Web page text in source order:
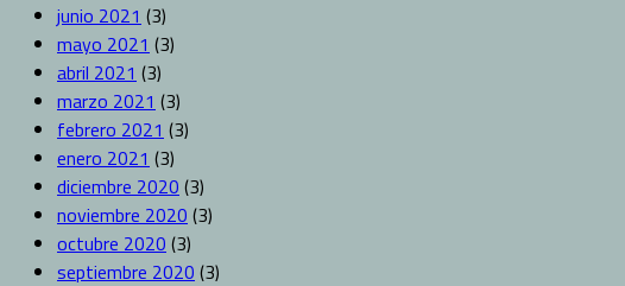
junio 2021 (3)
mayo 2021 (3)
abril 2021 (3)
marzo 2021 (3)
febrero 2021 (3)
enero 2021 (3)
diciembre 2020 (3)
noviembre 2020 (3)
octubre 2020 (3)
septiembre 2020 (3)